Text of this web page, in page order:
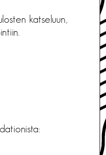
katseluun,